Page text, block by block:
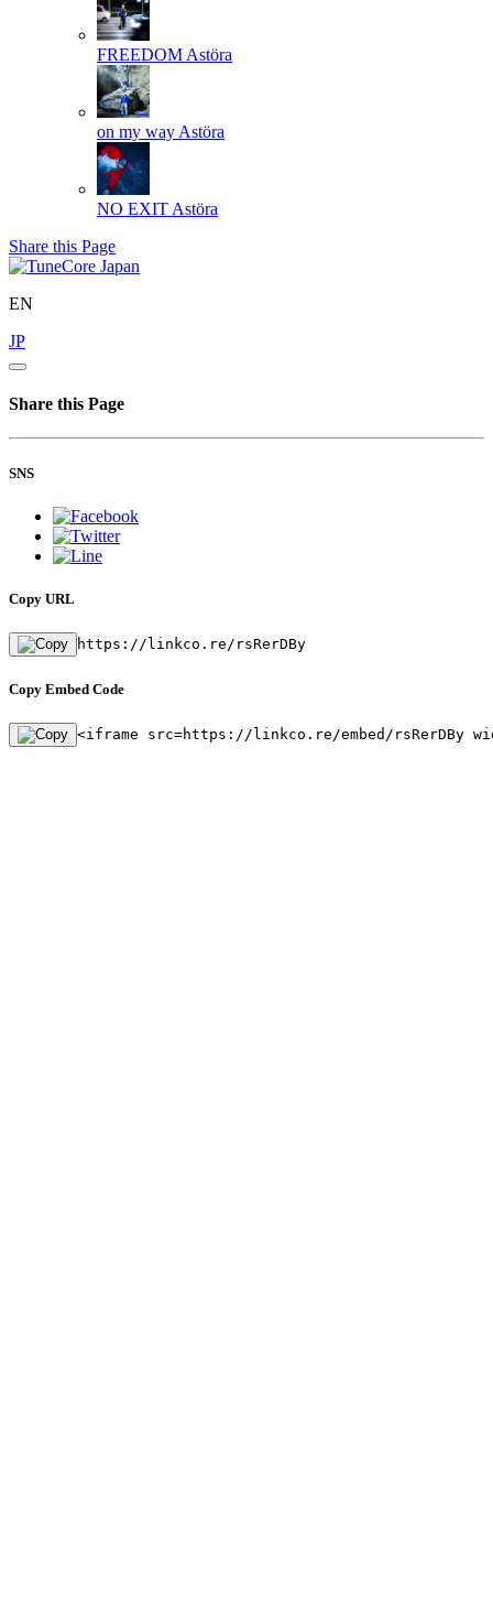
FREEDOM Astöra
on my way Astöra
NO EXIT Astöra
Share this Page
EN
JP
Share this Page
SNS
Copy URL
https://linkco.re/rsRerDBy
Copy Embed Code
<iframe src=https://linkco.re/embed/rsRerDBy